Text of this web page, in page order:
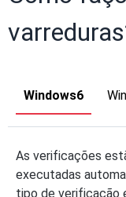
Windows6
As verificações
executadas
tipo de verificação